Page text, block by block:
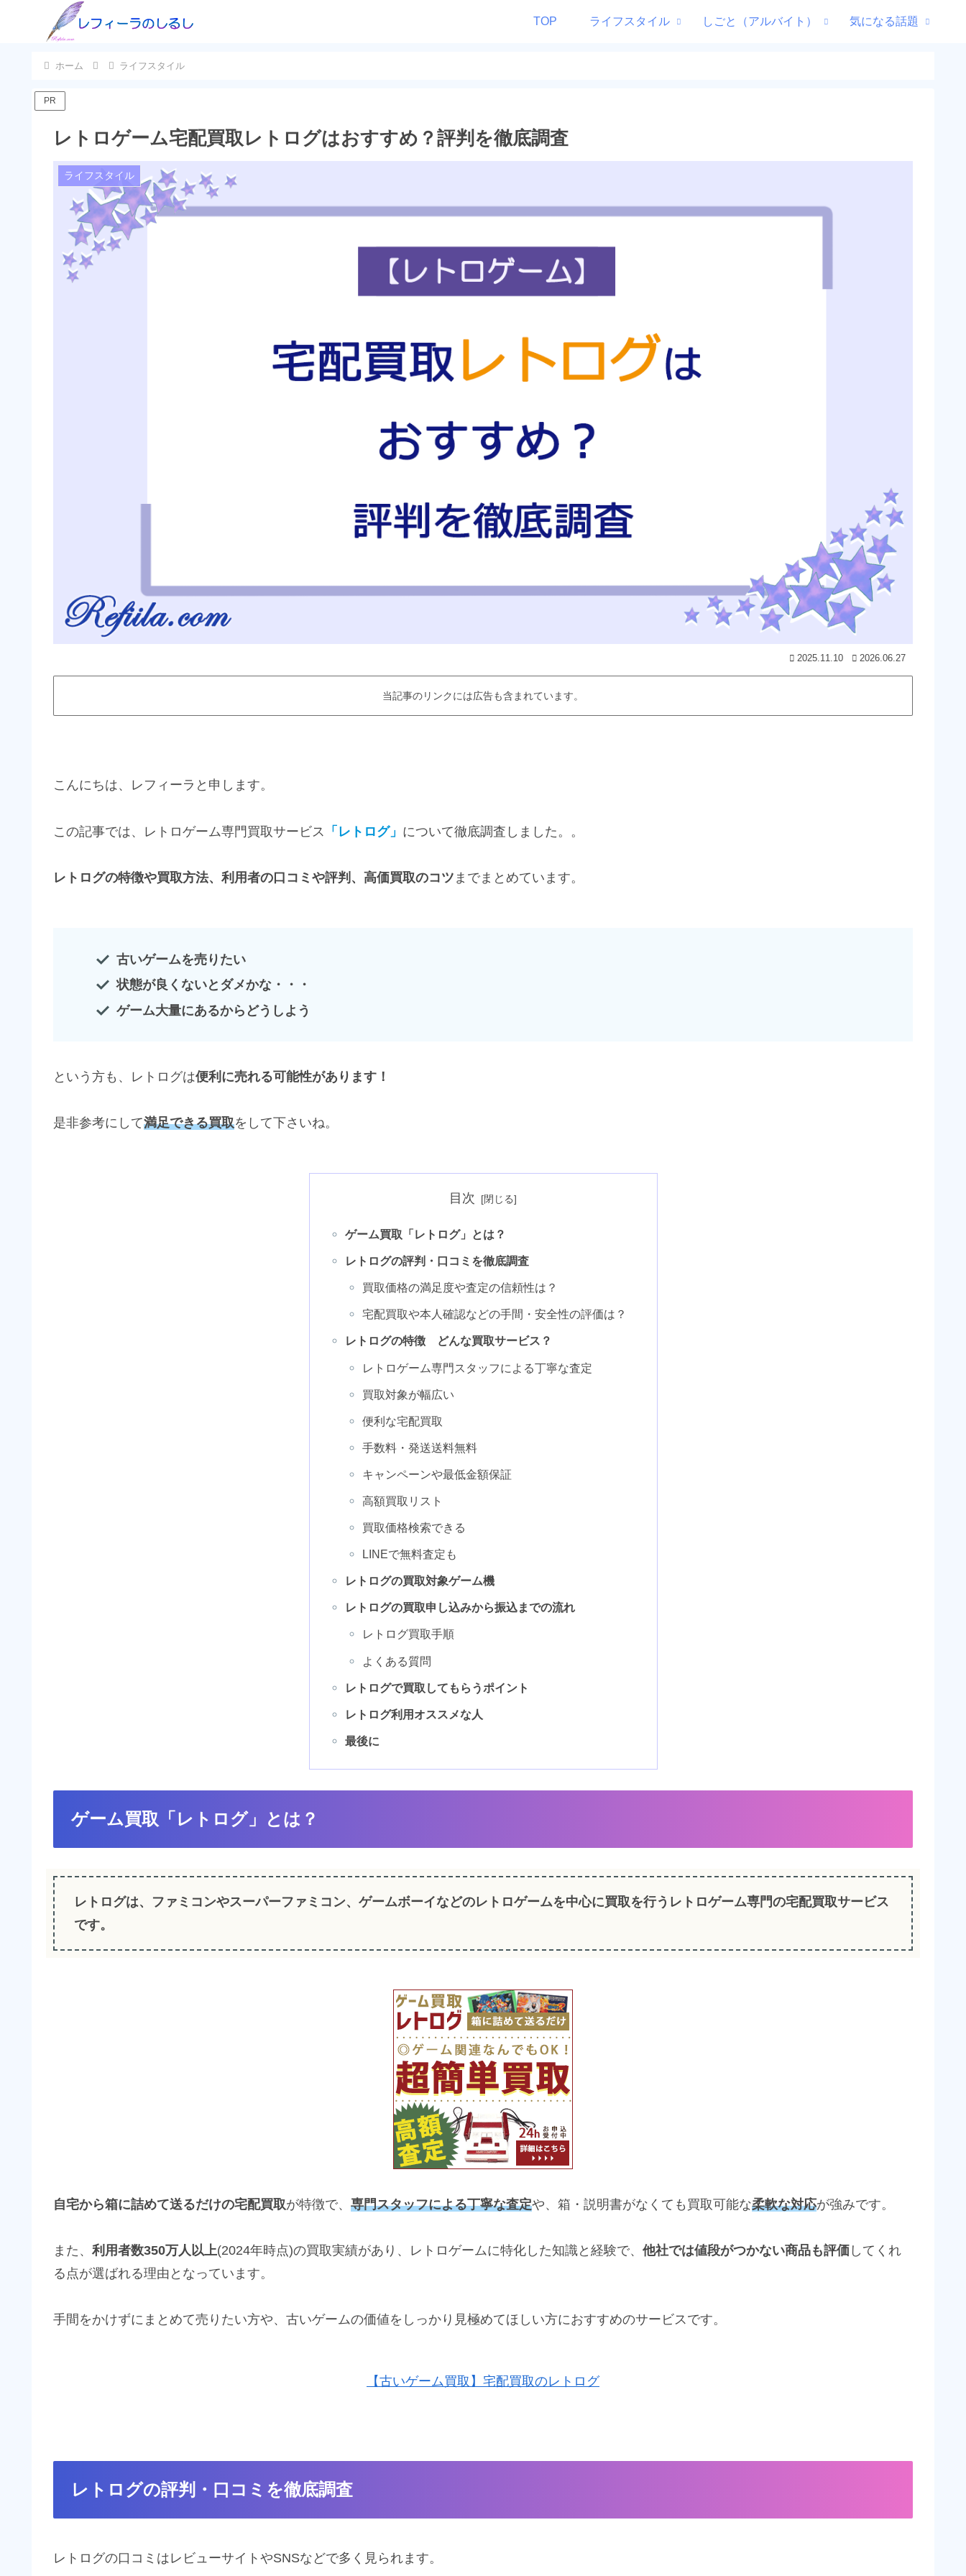
TOP ライフスタイル しごと（アルバイト） 気になる話題
ホーム ライフスタイル
PR
レトロゲーム宅配買取レトログはおすすめ？評判を徹底調査
ライフスタイル
2025.11.10 2026.06.27
当記事のリンクには広告も含まれています。
こんにちは、レフィーラと申します。
この記事では、レトロゲーム専門買取サービス 「レトログ」 について徹底調査しました。。
レトログの特徴や買取方法、利用者の口コミや評判、高価買取のコツ までまとめています。
古いゲームを売りたい
状態が良くないとダメかな・・・
ゲーム大量にあるからどうしよう
という方も、レトログは便利に売れる可能性があります！
是非参考にして満足できる買取をして下さいね。
目次
ゲーム買取「レトログ」とは？
レトログの評判・口コミを徹底調査
買取価格の満足度や査定の信頼性は？
宅配買取や本人確認などの手間・安全性の評価は？
レトログの特徴 どんな買取サービス？
レトロゲーム専門スタッフによる丁寧な査定
買取対象が幅広い
便利な宅配買取
手数料・発送送料無料
キャンペーンや最低金額保証
高額買取リスト
買取価格検索できる
LINEで無料査定も
レトログの買取対象ゲーム機
レトログの買取申し込みから振込までの流れ
レトログ買取手順
よくある質問
レトログで買取してもらうポイント
レトログ利用オススメな人
最後に
ゲーム買取「レトログ」とは？
レトログは、ファミコンやスーパーファミコン、ゲームボーイなどのレトロゲームを中心に買取を行うレトロゲーム専門の宅配買取サービス
です。
自宅から箱に詰めて送るだけの宅配買取が特徴で、 専門スタッフによる丁寧な査定や、箱・説明書がなくても買取可能な柔軟な対応が強みです。
また、 利用者数350万人以上(2024年時点)の買取実績があり、レトロゲームに特化した知識と経験で、 他社では値段がつかない商品も評価 してくれ
る点が選ばれる理由となっています。
手間をかけずにまとめて売りたい方や、古いゲームの価値をしっかり見極めてほしい方におすすめのサービスです。
【古いゲーム買取】宅配買取のレトログ
レトログの評判・口コミを徹底調査
レトログの口コミはレビューサイトやSNSなどで多く見られます。